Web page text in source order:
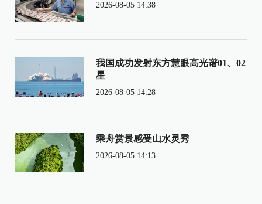
2026-08-05 14:38
我国成功发射东方慧眼高光谱01、02
星
2026-08-05 14:28
乘舟赏景感受山水灵秀
2026-08-05 14:13